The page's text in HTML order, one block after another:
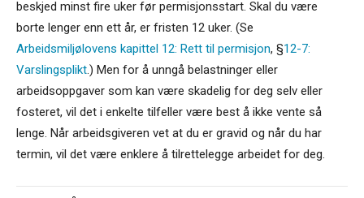
beskjed minst fire uker før permisjonsstart. Skal du være
borte lenger enn ett år, er fristen 12 uker. (Se
Arbeidsmiljølovens kapittel 12: Rett til permisjon, §12-7:
Varslingsplikt.) Men for å unngå belastninger eller
arbeidsoppgaver som kan være skadelig for deg selv eller
fosteret, vil det i enkelte tilfeller være best å ikke vente så
lenge. Når arbeidsgiveren vet at du er gravid og når du har
termin, vil det være enklere å tilrettelegge arbeidet for deg.